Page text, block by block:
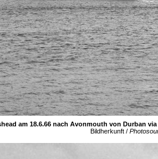
am 18.6.66 nach Avonmouth von Durban via
Bildherkunft /